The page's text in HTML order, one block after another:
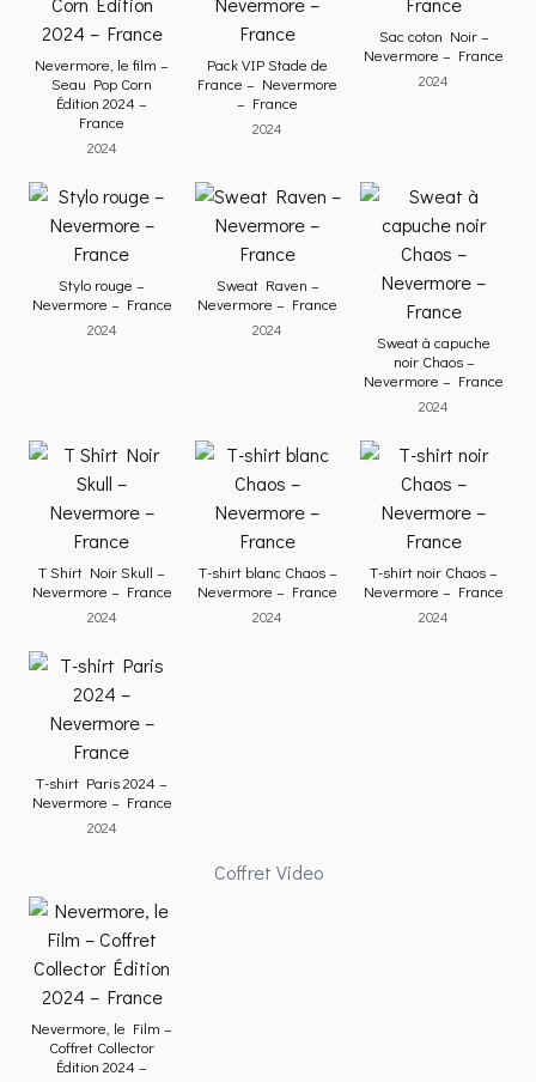
Nevermore, le film –
Seau Pop Corn
Édition 2024 –
France
2024
Pack VIP Stade de
France – Nevermore
– France
2024
Sac coton Noir –
Nevermore – France
2024
Stylo rouge –
Nevermore – France
2024
Sweat Raven –
Nevermore – France
2024
Sweat à capuche
noir Chaos –
Nevermore – France
2024
T Shirt Noir Skull –
Nevermore – France
2024
T-shirt blanc Chaos –
Nevermore – France
2024
T-shirt noir Chaos –
Nevermore – France
2024
T-shirt Paris 2024 –
Nevermore – France
2024
Coffret Video
Nevermore, le Film –
Coffret Collector
Édition 2024 –